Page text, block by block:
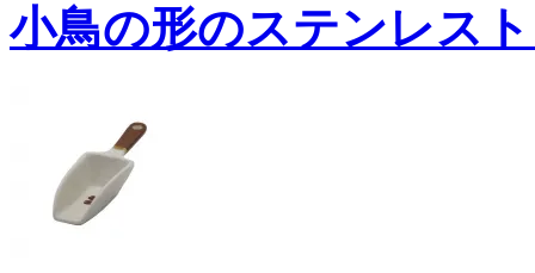
小鳥の形のステンレス